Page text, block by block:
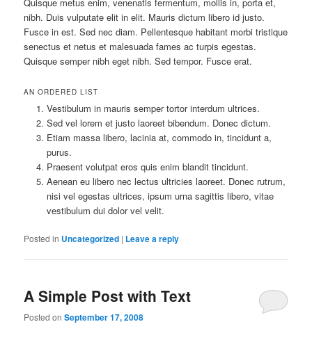
nibh. Duis vulputate elit in elit. Mauris dictum libero id justo.
Fusce in est. Sed nec diam. Pellentesque habitant morbi tristique
senectus et netus et malesuada fames ac turpis egestas.
Quisque semper nibh eget nibh. Sed tempor. Fusce erat.
AN ORDERED LIST
Vestibulum in mauris semper tortor interdum ultrices.
Sed vel lorem et justo laoreet bibendum. Donec dictum.
Etiam massa libero, lacinia at, commodo in, tincidunt a,
purus.
Praesent volutpat eros quis enim blandit tincidunt.
Aenean eu libero nec lectus ultricies laoreet. Donec rutrum,
nisi vel egestas ultrices, ipsum urna sagittis libero, vitae
vestibulum dui dolor vel velit.
Posted in Uncategorized | Leave a reply
A Simple Post with Text
Posted onSeptember 17, 2008